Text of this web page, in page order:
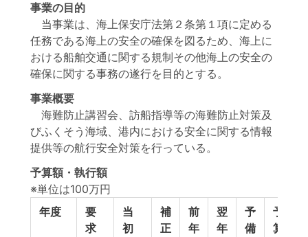
事業の目的
当事業は、海上保安庁法第２条第１項に定める
任務である海上の安全の確保を図るため、海上に
おける船舶交通に関する規制その他海上の安全の
確保に関する事務の遂行を目的とする。
事業概要
海難防止講習会、訪船指導等の海難防止対策及
びふくそう海域、港内における安全に関する情報
提供等の航行安全対策を行っている。
予算額・執行額
※単位は100万円
年度
要
求
当
初
補
正
前
年
翌
年
予
備
予
算